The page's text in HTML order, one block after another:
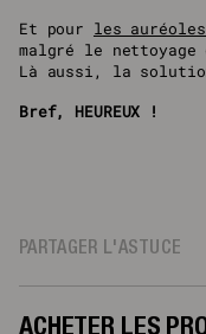
Et pour les
malgré le
Là aussi, la
Bref, HEUREUX !
PARTAGER L'ASTUCE
ACHETER LES